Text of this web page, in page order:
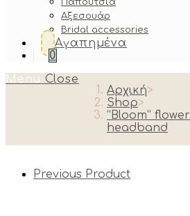
Παπούτσια
Αξεσουάρ
Bridal accessories
Αγαπημένα
0
Menu Close
Αρχική>
Shop>
“Bloom” flower
headband
Previous Product